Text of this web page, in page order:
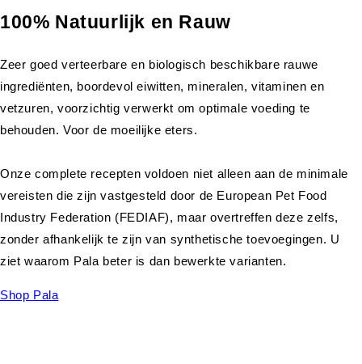
100% Natuurlijk en Rauw
Zeer goed verteerbare en biologisch beschikbare rauwe
ingrediënten, boordevol eiwitten, mineralen, vitaminen en
vetzuren, voorzichtig verwerkt om optimale voeding te
behouden. Voor de moeilijke eters.
Onze complete recepten voldoen niet alleen aan de minimale
vereisten die zijn vastgesteld door de European Pet Food
Industry Federation (FEDIAF), maar overtreffen deze zelfs,
zonder afhankelijk te zijn van synthetische toevoegingen. U
ziet waarom Pala beter is dan bewerkte varianten.
Shop Pala